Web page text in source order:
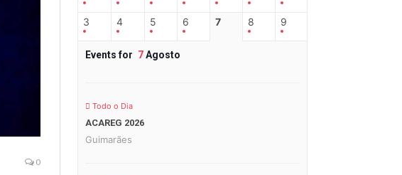
0
3 4 5 6 7 8 9
Events for 7Agosto
Todo o Dia
ACAREG 2026
Guimarães